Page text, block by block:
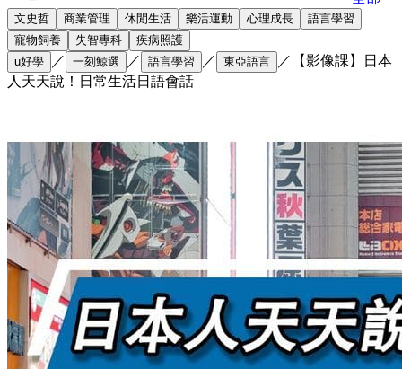
文史哲 商業管理 休閒生活 樂活運動 心理成長
語言學習
寵物飼養
失智專科
疾病照護
u好學
／ 一刻鯨選 ／ 語言學習 ／ 東亞語言 ／
【影像課】日本
人天天說！日常生活日語會話